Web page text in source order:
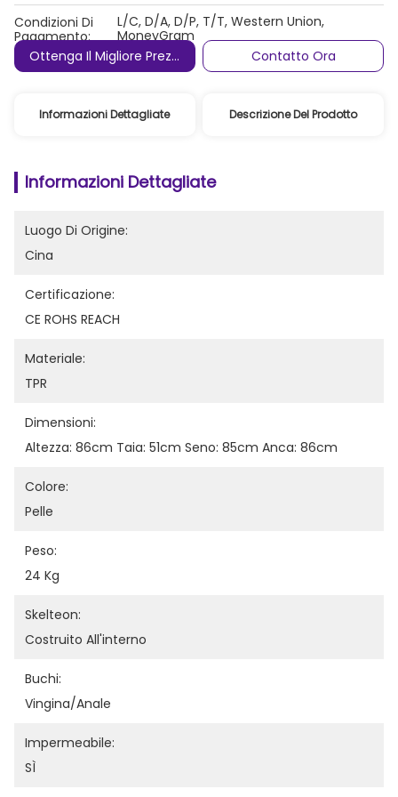
Condizioni Di
Pagamento:
L/C, D/A, D/P, T/T, Western Union,
MoneyGram
Ottenga Il Migliore Prezzo
Contatto Ora
Informazioni Dettagliate Descrizione Del Prodotto
Informazioni Dettagliate
Luogo Di Origine:
Cina
Certificazione:
CE ROHS REACH
Materiale:
TPR
Dimensioni:
Altezza: 86cm Taia: 51cm Seno: 85cm Anca: 86cm
Colore:
Pelle
Peso:
24 Kg
Skelteon:
Costruito All'interno
Buchi:
Vingina/anale
Impermeabile:
SÌ